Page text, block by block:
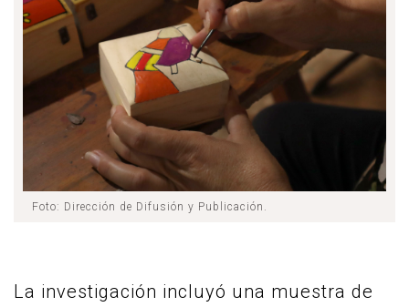
Foto: Dirección de Difusión y Publicación.
La investigación incluyó una muestra de